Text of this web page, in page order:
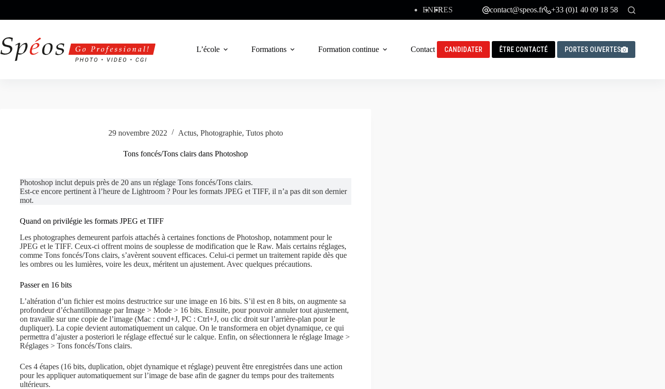
contenu
ENFRES contact@speos.fr +33 (0)1 40 09 18 58
L’école Formations Formation continue Contact CANDIDATER ÊTRE CONTACTÉ PORTES OUVERTES
29 novembre 2022 Actus, Photographie, Tutos photo
Tons foncés/Tons clairs dans Photoshop
Photoshop inclut depuis près de 20 ans un réglage Tons foncés/Tons clairs.
Est-ce encore pertinent à l’heure de Lightroom ? Pour les formats JPEG et TIFF, il n’a pas dit son dernier
mot.
Quand on privilégie les formats JPEG et TIFF
Les photographes demeurent parfois attachés à certaines fonctions de Photoshop, notamment pour le
JPEG et le TIFF. Ceux-ci offrent moins de souplesse de modification que le Raw. Mais certains réglages,
comme Tons foncés/Tons clairs, s’avèrent souvent efficaces. Celui-ci permet un traitement rapide dès que
les ombres ou les lumières, voire les deux, méritent un ajustement. Avec quelques précautions.
Passer en 16 bits
L’altération d’un fichier est moins destructrice sur une image en 16 bits. S’il est en 8 bits, on augmente sa
profondeur d’échantillonnage par Image > Mode > 16 bits. Ensuite, pour pouvoir annuler tout ajustement,
on travaille sur une copie de l’image (Mac : cmd+J, PC : Ctrl+J, ou clic droit sur l’arrière-plan pour le
dupliquer). La copie devient automatiquement un calque. On le transformera en objet dynamique, ce qui
permettra d’ajuster a posteriori le réglage effectué sur le calque. Enfin, on sélectionnera le réglage Image >
Réglages > Tons foncés/Tons clairs.
Ces 4 étapes (16 bits, duplication, objet dynamique et réglage) peuvent être enregistrées dans une action
pour les appliquer automatiquement sur l’image de base afin de gagner du temps pour des traitements
ultérieurs.